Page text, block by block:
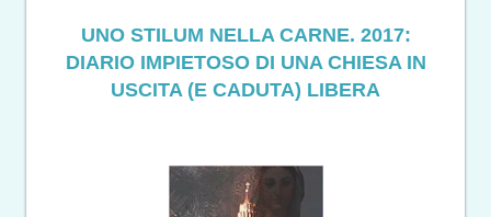
UNO STILUM NELLA CARNE. 2017:
DIARIO IMPIETOSO DI UNA CHIESA IN
USCITA (E CADUTA) LIBERA